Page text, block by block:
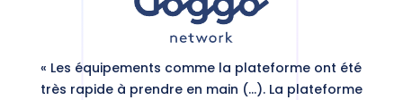
« Les équipements comme la plateforme ont été
très rapide à prendre en main (…). La plateforme